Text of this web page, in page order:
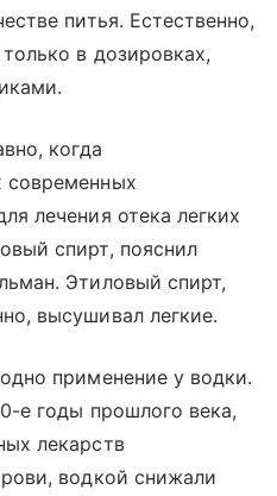
питья. Естественно,
в дозировках,
когда
современных
лечения отека легких
спирт, пояснил
Этиловый спирт,
высушивал легкие.
применение у водки.
е годы прошлого века,
лекарств
водкой снижали